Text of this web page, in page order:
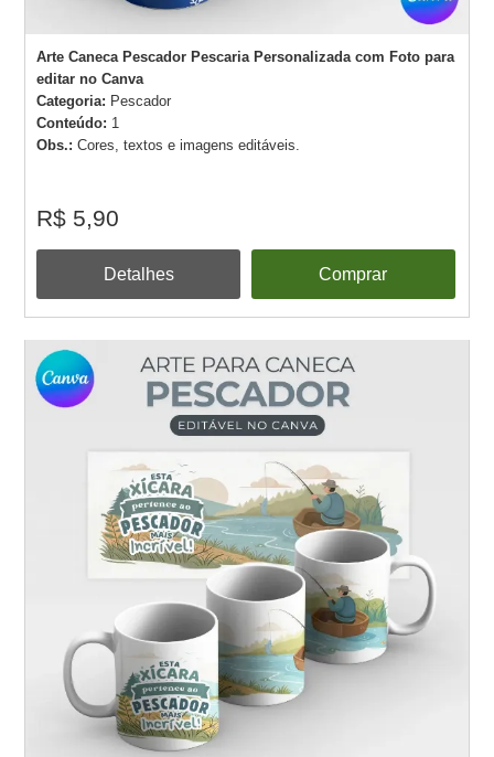
Arte Caneca Pescador Pescaria Personalizada com Foto para
editar no Canva
Categoria: Pescador
Conteúdo: 1
Obs.:Cores, textos e imagens editáveis.
R$ 5,90
Detalhes Comprar